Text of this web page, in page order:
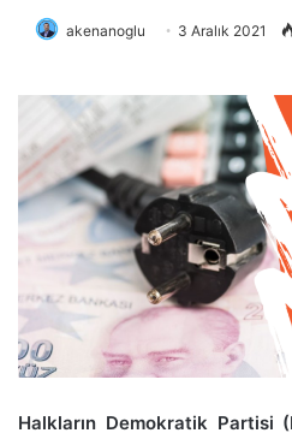
akenanoglu 3 Aralık 2021
Halkların Demokratik Partisi